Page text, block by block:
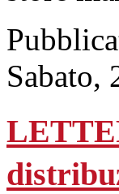
Sabato,